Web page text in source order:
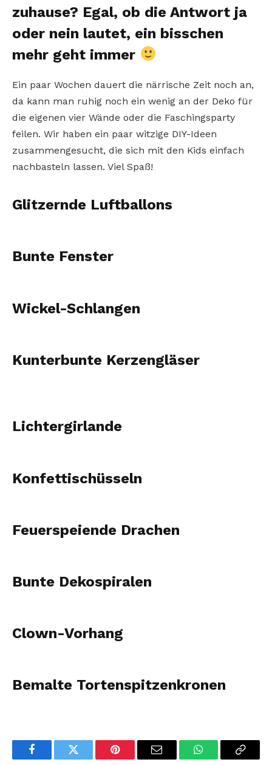
zuhause? Egal, ob die Antwort ja
oder nein lautet, ein bisschen
mehr geht immer
Ein paar Wochen dauert die närrische Zeit noch an,
da kann man ruhig noch ein wenig an der Deko für
die eigenen vier Wände oder die Faschingsparty
feilen. Wir haben ein paar witzige DIY-Ideen
zusammengesucht, die sich mit den Kids einfach
nachbasteln lassen. Viel Spaß!
Glitzernde Luftballons
Bunte Fenster
Wickel-Schlangen
Kunterbunte Kerzengläser
Lichtergirlande
Konfettischüsseln
Feuerspeiende Drachen
Bunte Dekospiralen
Clown-Vorhang
Bemalte Tortenspitzenkronen
FacebookTwitter Pinterest Email WhatsAppCopy